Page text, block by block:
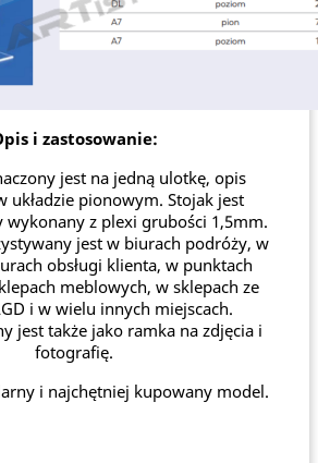
i zastosowanie:
jest na jedną ulotkę, opis
układzie pionowym. Stojak jest
wykonany z plexi grubości 1,5mm.
jest w biurach podróży, w
obsługi klienta, w punktach
meblowych, w sklepach ze
i w wielu innych miejscach.
jest także jako ramka na zdjęcia i
fotografię.
i najchętniej kupowany model.